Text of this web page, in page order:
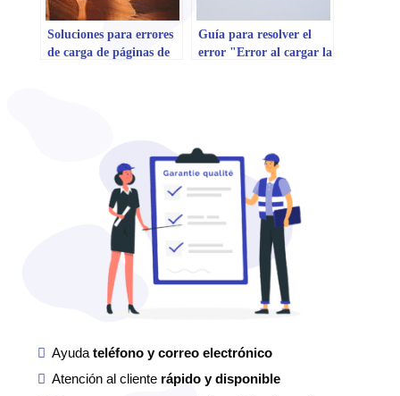
Soluciones para errores
de carga de páginas de
Guía para resolver el
error "Error al cargar la
Ayudateléfono y correo electrónico
Atención al cliente rápido y disponible